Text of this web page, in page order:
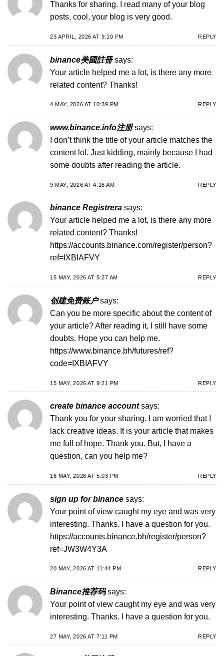
Thanks for sharing. I read many of your blog
posts, cool, your blog is very good.
23 APRIL, 2026 AT 9:10 PM REPLY
binance美國註冊 says:
Your article helped me a lot, is there any more
related content? Thanks!
4 MAY, 2026 AT 10:39 PM REPLY
www.binance.info注册 says:
I don’t think the title of your article matches the
content lol. Just kidding, mainly because I had
some doubts after reading the article.
9 MAY, 2026 AT 4:16 AM REPLY
binance Registrera says:
Your article helped me a lot, is there any more
related content? Thanks!
https://accounts.binance.com/register/person?
ref=IXBIAFVY
15 MAY, 2026 AT 5:27 AM REPLY
创建免费账户 says:
Can you be more specific about the content of
your article? After reading it, I still have some
doubts. Hope you can help me.
https://www.binance.bh/futures/ref?
code=IXBIAFVY
15 MAY, 2026 AT 9:21 PM REPLY
create binance account says:
Thank you for your sharing. I am worried that I
lack creative ideas. It is your article that makes
me full of hope. Thank you. But, I have a
question, can you help me?
16 MAY, 2026 AT 5:03 PM REPLY
sign up for binance says:
Your point of view caught my eye and was very
interesting. Thanks. I have a question for you.
https://accounts.binance.bh/register/person?
ref=JW3W4Y3A
20 MAY, 2026 AT 11:44 PM REPLY
Binance推荐码 says:
Your point of view caught my eye and was very
interesting. Thanks. I have a question for you.
27 MAY, 2026 AT 7:11 PM REPLY